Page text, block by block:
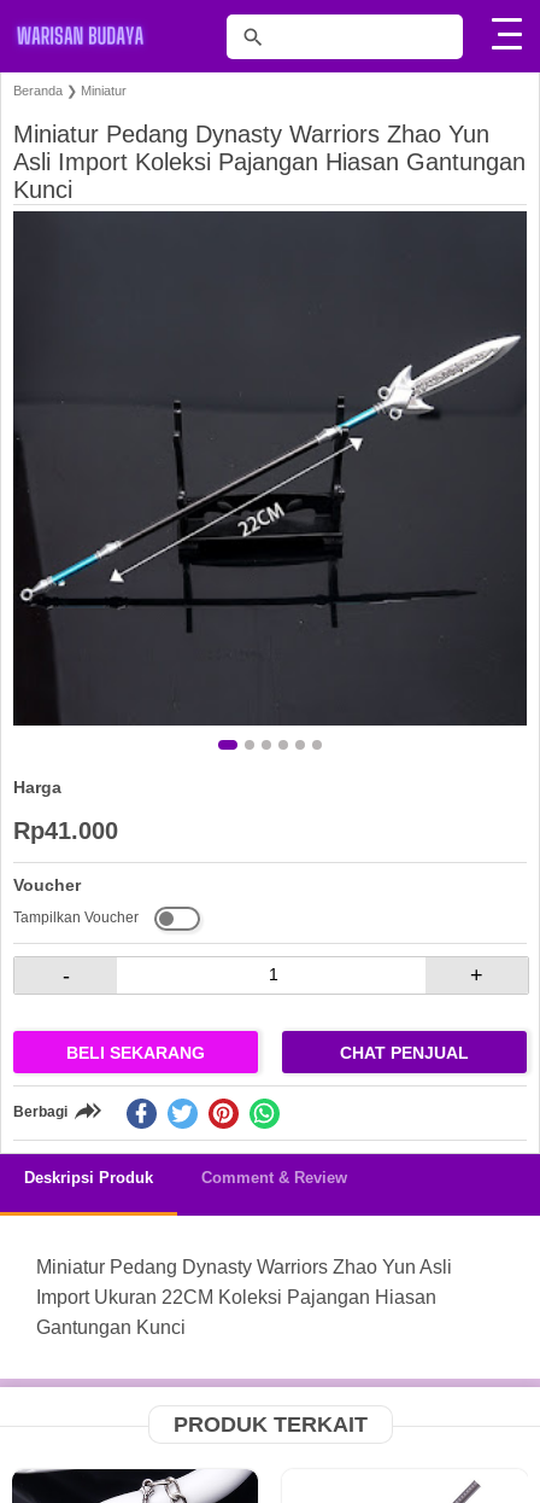
Beranda ❯ Miniatur
Miniatur Pedang Dynasty Warriors Zhao Yun
Asli Import Koleksi Pajangan Hiasan Gantungan
Kunci
Harga
Rp41.000
Voucher
Tampilkan Voucher
- +
BELI SEKARANG CHAT PENJUAL
Berbagi
Deskripsi Produk Comment & Review
Miniatur Pedang Dynasty Warriors Zhao Yun Asli
Import Ukuran 22CM Koleksi Pajangan Hiasan
Gantungan Kunci
PRODUK TERKAIT